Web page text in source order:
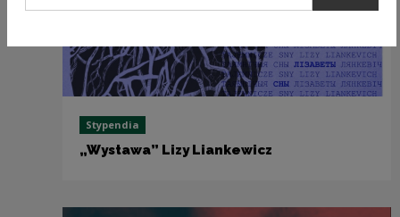
Stypendia
„Wystawa” Lizy Liankewicz